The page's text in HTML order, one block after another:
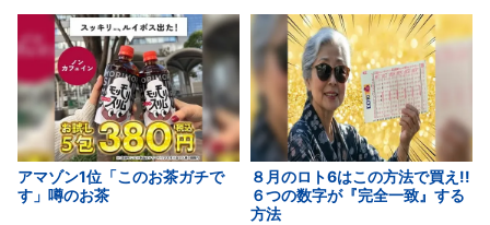
アマゾン1位「このお茶ガチで
す」噂のお茶
８月のロト6はこの方法で買え!!
６つの数字が『完全一致』する
方法